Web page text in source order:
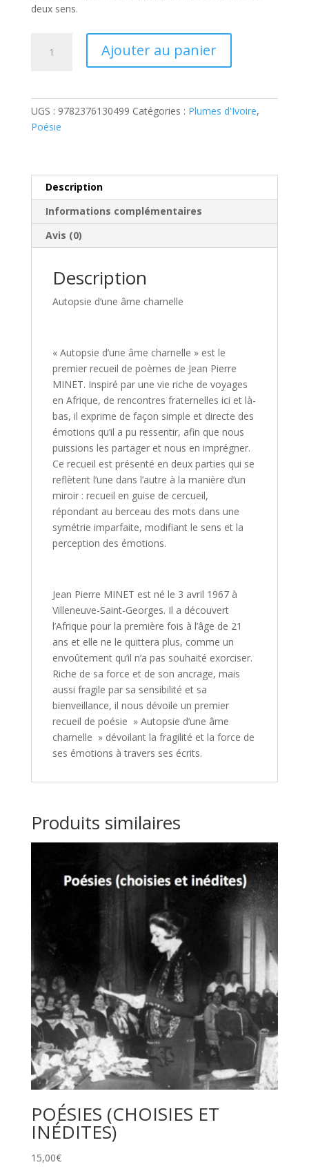
deux sens.
Minet
Ajouter au panier
e
UGS : 9782376130499 Catégories : Plumes d'Ivoire,
Poésie
Description
Informations complémentaires
Avis (0)
Description
Autopsie d’une âme charnelle
« Autopsie d’une âme charnelle » est le
premier recueil de poèmes de Jean Pierre
MINET. Inspiré par une vie riche de voyages
en Afrique, de rencontres fraternelles ici et là-
bas, il exprime de façon simple et directe des
émotions qu’il a pu ressentir, afin que nous
puissions les partager et nous en imprégner.
Ce recueil est présenté en deux parties qui se
reflètent l’une dans l’autre à la manière d’un
miroir : recueil en guise de cercueil,
répondant au berceau des mots dans une
symétrie imparfaite, modifiant le sens et la
perception des émotions.
Jean Pierre MINET est né le 3 avril 1967 à
Villeneuve-Saint-Georges. Il a découvert
l’Afrique pour la première fois à l’âge de 21
ans et elle ne le quittera plus, comme un
envoûtement qu’il n’a pas souhaité exorciser.
Riche de sa force et de son ancrage, mais
aussi fragile par sa sensibilité et sa
bienveillance, il nous dévoile un premier
recueil de poésie » Autopsie d’une âme
charnelle » dévoilant la fragilité et la force de
ses émotions à travers ses écrits.
Produits similaires
POÉSIES (CHOISIES ET
INÉDITES)
15,00€